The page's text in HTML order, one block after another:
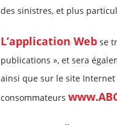
des sinistres, et plus
L’application Webse
publications », et sera
ainsi que sur le site
consommateurs